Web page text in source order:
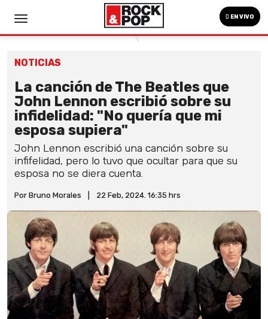
EN VIVO
NOTICIAS
La canción de The Beatles que
John Lennon escribió sobre su
infidelidad: "No quería que mi
esposa supiera"
John Lennon escribió una canción sobre su
infifelidad, pero lo tuvo que ocultar para que su
esposa no se diera cuenta.
Por Bruno Morales 22 Feb, 2024. 16:35 hrs